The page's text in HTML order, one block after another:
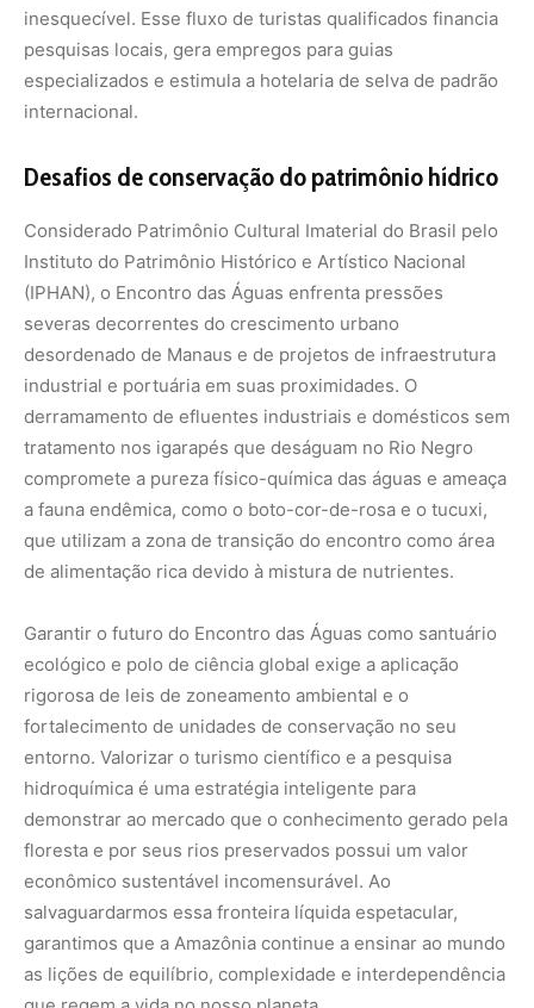
inesquecível. Esse fluxo de turistas qualificados financia
pesquisas locais, gera empregos para guias
especializados e estimula a hotelaria de selva de padrão
internacional.
Desafios de conservação do patrimônio hídrico
Considerado Patrimônio Cultural Imaterial do Brasil pelo
Instituto do Patrimônio Histórico e Artístico Nacional
(IPHAN), o Encontro das Águas enfrenta pressões
severas decorrentes do crescimento urbano
desordenado de Manaus e de projetos de infraestrutura
industrial e portuária em suas proximidades. O
derramamento de efluentes industriais e domésticos sem
tratamento nos igarapés que deságuam no Rio Negro
compromete a pureza físico-química das águas e ameaça
a fauna endêmica, como o boto-cor-de-rosa e o tucuxi,
que utilizam a zona de transição do encontro como área
de alimentação rica devido à mistura de nutrientes.
Garantir o futuro do Encontro das Águas como santuário
ecológico e polo de ciência global exige a aplicação
rigorosa de leis de zoneamento ambiental e o
fortalecimento de unidades de conservação no seu
entorno. Valorizar o turismo científico e a pesquisa
hidroquímica é uma estratégia inteligente para
demonstrar ao mercado que o conhecimento gerado pela
floresta e por seus rios preservados possui um valor
econômico sustentável incomensurável. Ao
salvaguardarmos essa fronteira líquida espetacular,
garantimos que a Amazônia continue a ensinar ao mundo
as lições de equilíbrio, complexidade e interdependência